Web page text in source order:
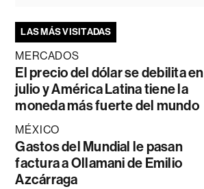
LAS MÁS VISITADAS
MERCADOS
El precio del dólar se debilita en
julio y América Latina tiene la
moneda más fuerte del mundo
MÉXICO
Gastos del Mundial le pasan
factura a Ollamani de Emilio
Azcárraga